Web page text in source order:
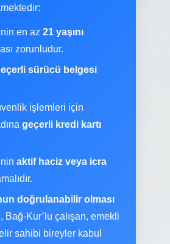
en az 21 yaşını
zorunludur.
sürücü belgesi
işlemleri için
geçerli kredi kartı
aktif haciz veya icra
doğrulanabilir olması
Bağ-Kur’lu çalışan, emekli
sahibi bireyler kabul